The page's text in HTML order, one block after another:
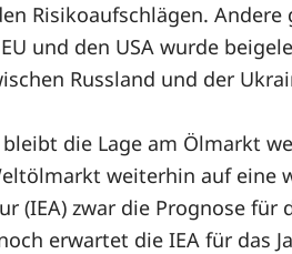
Risikoaufschlägen.
und den USA wurde
Russland und der
die Lage am Ölmarkt
weiterhin auf eine
(IEA) zwar die Prognose
erwartet die IEA für das